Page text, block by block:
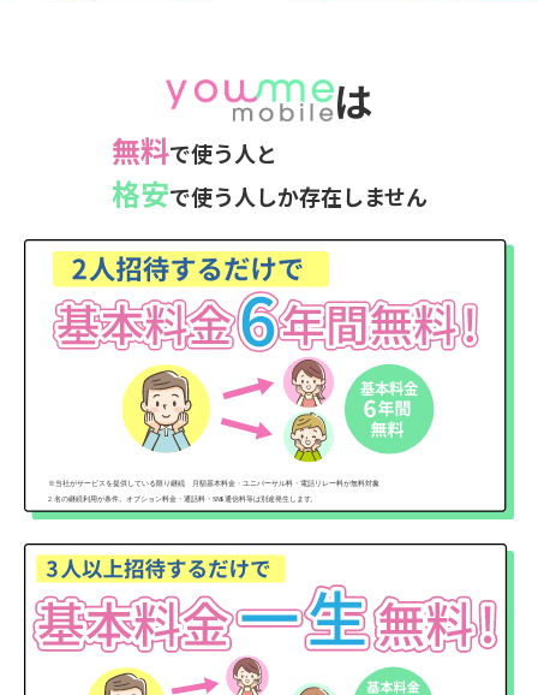
は
無料で使う人と
格安で使う人しか存在しません